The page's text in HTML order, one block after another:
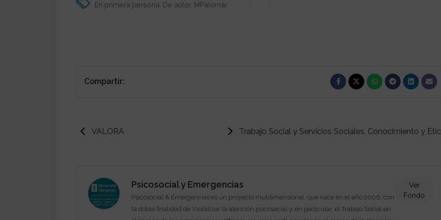
En primera persona De autor, MPalomar
Compartir:
VALORA Trabajo Social y Servicios Sociales. Conocimiento y
Psicosocial y Emergencias
Psicosocial & Emergencias es un proyecto muldimensional, que nace en el año 2006, con
la doble finalidad de Visibilizar la atención psicosocial y, en particular, el Trabajo Social en
Ver
Fondo